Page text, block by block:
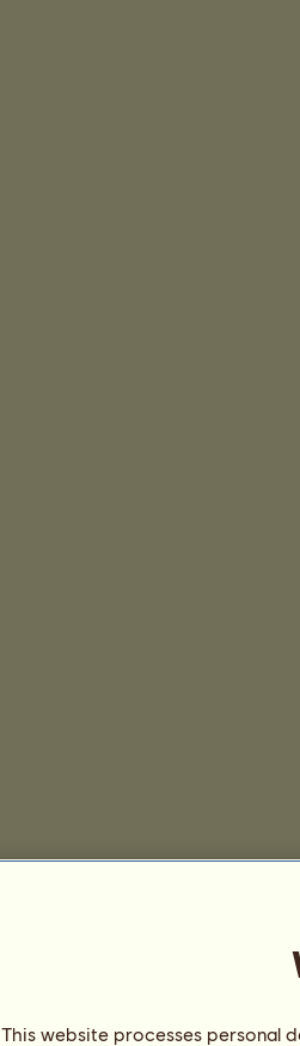
This website processes personal